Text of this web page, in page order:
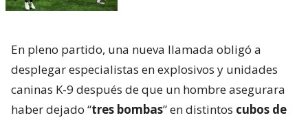
En pleno partido, una nueva llamada obligó a
desplegar especialistas en explosivos y unidades
caninas K-9 después de que un hombre asegurara
haber dejado “tres bombas” en distintos cubos de